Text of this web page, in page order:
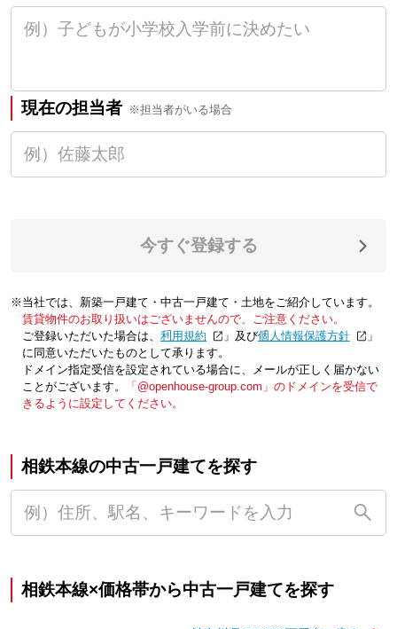
現在の担当者 ※担当者がいる場合
今すぐ登録する
※当社では、新築一戸建て・中古一戸建て・土地をご紹介しています。
賃貸物件のお取り扱いはございませんので、ご注意ください。
ご登録いただいた場合は、「利用規約 」及び「個人情報保護方針
」
に同意いただいたものとして承ります。
ドメイン指定受信を設定されている場合に、メールが正しく届かない
ことがございます。
「@openhouse-group.com」のドメインを受信で
きるように設定してください。
相鉄本線の中古一戸建てを探す
相鉄本線×価格帯から中古一戸建てを探す